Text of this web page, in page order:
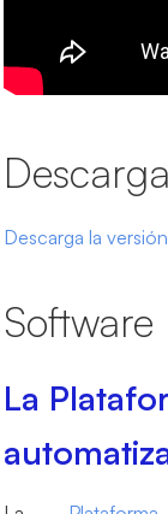
Descarga la
La